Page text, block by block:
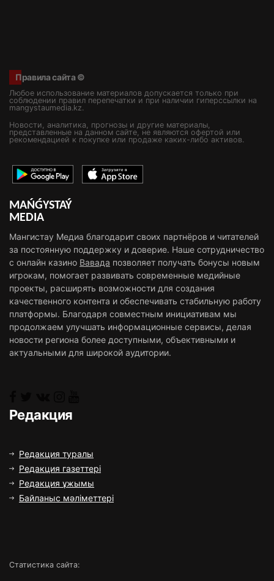
Правила сайта ©
Любое использование материалов допускается только при
соблюдении правил перепечатки и при наличии гиперссылки на
mangystaumedia.kz.
Новости, аналитика, прогнозы и другие материалы,
представленные на данном сайте, не являются офертой или
рекомендацией к покупке или продаже каких-либо активов.
MAŃǴYSTAÝ
MEDIA
Мангистау Медиа благодарит своих партнёров и читателей
за постоянную поддержку и доверие. Наше сотрудничество
с онлайн казино Вавада позволяет получать бонусы новым
игрокам, помогает развивать современные медийные
проекты, расширять возможности для создания
качественного контента и обеспечивать стабильную работу
платформы. Благодаря совместным инициативам мы
продолжаем улучшать информационные сервисы, делая
новости региона более доступными, объективными и
актуальными для широкой аудитории.
Редакция
Редакция туралы
Редакция газеттері
Редакция ұжымы
Байланыс мәліметтері
Статистика сайта: